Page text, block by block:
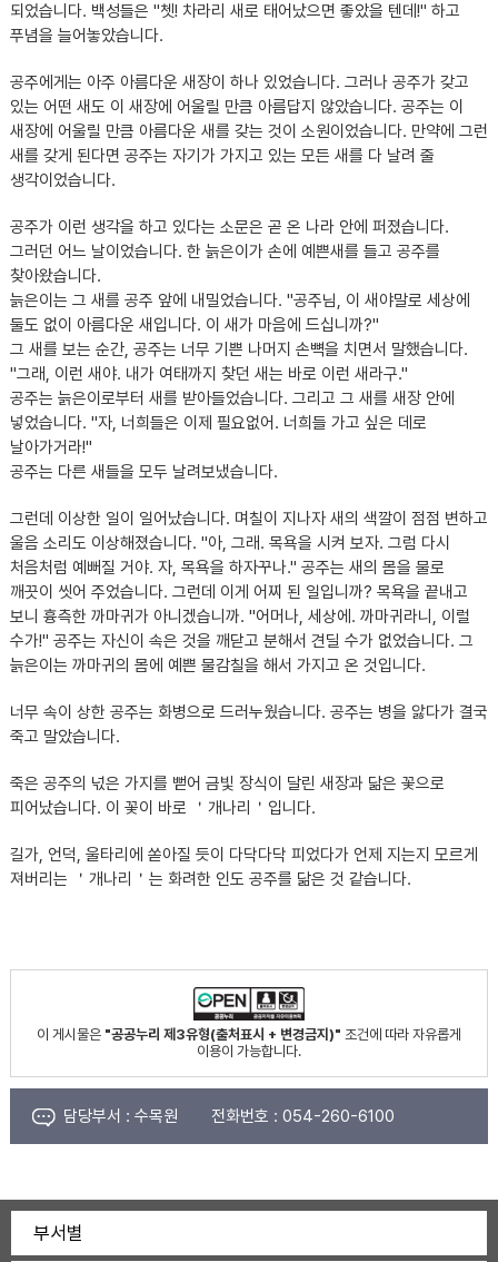
되었습니다. 백성들은 "쳇! 차라리 새로 태어났으면 좋았을 텐데!" 하고
푸념을 늘어놓았습니다.
공주에게는 아주 아름다운 새장이 하나 있었습니다. 그러나 공주가 갖고
있는 어떤 새도 이 새장에 어울릴 만큼 아름답지 않았습니다. 공주는 이
새장에 어울릴 만큼 아름다운 새를 갖는 것이 소원이었습니다. 만약에 그런
새를 갖게 된다면 공주는 자기가 가지고 있는 모든 새를 다 날려 줄
생각이었습니다.
공주가 이런 생각을 하고 있다는 소문은 곧 온 나라 안에 퍼졌습니다.
그러던 어느 날이었습니다. 한 늙은이가 손에 예쁜새를 들고 공주를
찾아왔습니다.
늙은이는 그 새를 공주 앞에 내밀었습니다. "공주님, 이 새야말로 세상에
둘도 없이 아름다운 새입니다. 이 새가 마음에 드십니까?"
그 새를 보는 순간, 공주는 너무 기쁜 나머지 손뼉을 치면서 말했습니다.
"그래, 이런 새야. 내가 여태까지 찾던 새는 바로 이런 새라구."
공주는 늙은이로부터 새를 받아들었습니다. 그리고 그 새를 새장 안에
넣었습니다. "자, 너희들은 이제 필요없어. 너희들 가고 싶은 데로
날아가거라!"
공주는 다른 새들을 모두 날려보냈습니다.
그런데 이상한 일이 일어났습니다. 며칠이 지나자 새의 색깔이 점점 변하고
울음 소리도 이상해졌습니다. "아, 그래. 목욕을 시켜 보자. 그럼 다시
처음처럼 예뻐질 거야. 자, 목욕을 하자꾸나." 공주는 새의 몸을 물로
깨끗이 씻어 주었습니다. 그런데 이게 어찌 된 일입니까? 목욕을 끝내고
보니 흉측한 까마귀가 아니겠습니까. "어머나, 세상에. 까마귀라니, 이럴
수가!" 공주는 자신이 속은 것을 깨닫고 분해서 견딜 수가 없었습니다. 그
늙은이는 까마귀의 몸에 예쁜 물감칠을 해서 가지고 온 것입니다.
너무 속이 상한 공주는 화병으로 드러누웠습니다. 공주는 병을 앓다가 결국
죽고 말았습니다.
죽은 공주의 넋은 가지를 뻗어 금빛 장식이 달린 새장과 닮은 꽃으로
피어났습니다. 이 꽃이 바로 ＇개나리＇입니다.
길가, 언덕, 울타리에 쏟아질 듯이 다닥다닥 피었다가 언제 지는지 모르게
져버리는 ＇개나리＇는 화려한 인도 공주를 닮은 것 같습니다.
이 게시물은 "공공누리 제3유형(출처표시 + 변경금지)" 조건에 따라 자유롭게
이용이 가능합니다.
담당부서 : 수목원 전화번호 : 054-260-6100
부서별